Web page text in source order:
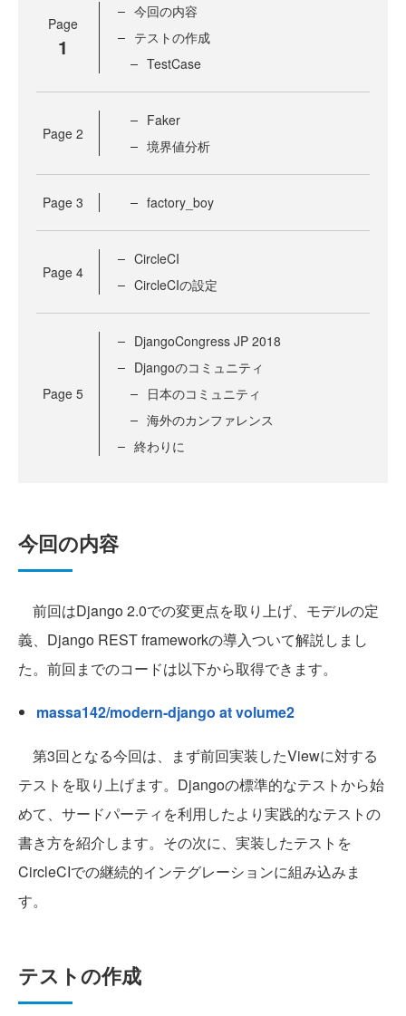
Page
1
今回の内容
テストの作成
TestCase
Page 2
Faker
境界値分析
Page 3 factory_boy
Page 4
CircleCI
CircleCIの設定
Page 5
DjangoCongress JP 2018
Djangoのコミュニティ
日本のコミュニティ
海外のカンファレンス
終わりに
今回の内容
前回はDjango 2.0での変更点を取り上げ、モデルの定
義、Django REST frameworkの導入ついて解説しまし
た。前回までのコードは以下から取得できます。
massa142/modern-django at volume2
第3回となる今回は、まず前回実装したViewに対する
テストを取り上げます。Djangoの標準的なテストから始
めて、サードパーティを利用したより実践的なテストの
書き方を紹介します。その次に、実装したテストを
CircleCIでの継続的インテグレーションに組み込みま
す。
テストの作成